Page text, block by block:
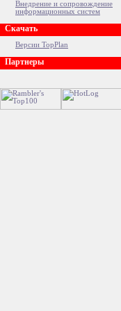
Внедрение и сопровождение
информационных систем
Скачать
Версии TopPlan
Партнеры